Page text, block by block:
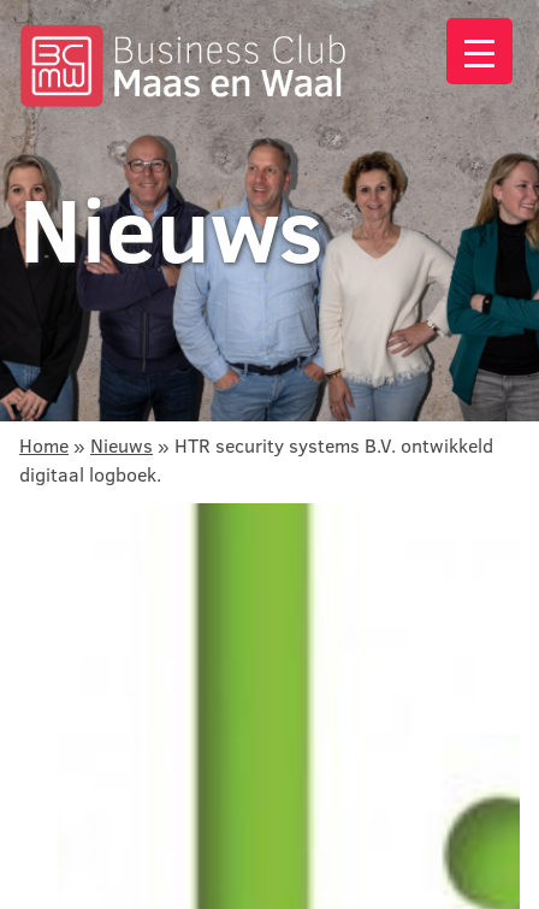
Nieuws
Home » Nieuws » HTR security systems B.V. ontwikkeld
digitaal logboek.